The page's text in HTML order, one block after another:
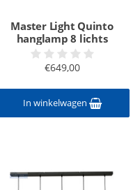
Master Light Quinto
hanglamp 8 lichts
€649,00
In winkelwagen